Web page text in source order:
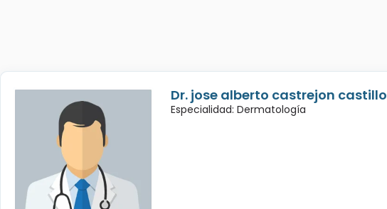
Dr. jose alberto castrejon castillo
Especialidad: Dermatología